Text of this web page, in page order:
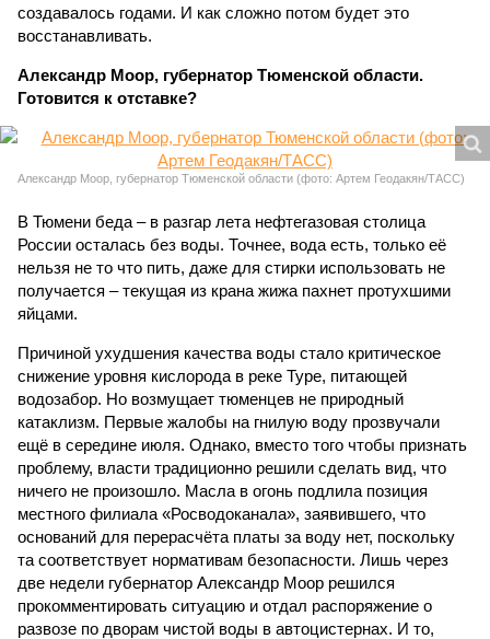
создавалось годами. И как сложно потом будет это
восстанавливать.
Александр Моор, губернатор Тюменской области.
Готовится к отставке?
Александр Моор, губернатор Тюменской области (фото: Артем Геодакян/ТАСС)
В Тюмени беда – в разгар лета нефтегазовая столица
России осталась без воды. Точнее, вода есть, только её
нельзя не то что пить, даже для стирки использовать не
получается – текущая из крана жижа пахнет протухшими
яйцами.
Причиной ухудшения качества воды стало критическое
снижение уровня кислорода в реке Туре, питающей
водозабор. Но возмущает тюменцев не природный
катаклизм. Первые жалобы на гнилую воду прозвучали
ещё в середине июля. Однако, вместо того чтобы признать
проблему, власти традиционно решили сделать вид, что
ничего не произошло. Масла в огонь подлила позиция
местного филиала «Росводоканала», заявившего, что
оснований для перерасчёта платы за воду нет, поскольку
та соответствует нормативам безопасности. Лишь через
две недели губернатор Александр Моор решился
прокомментировать ситуацию и отдал распоряжение о
развозе по дворам чистой воды в автоцистернах. И то,